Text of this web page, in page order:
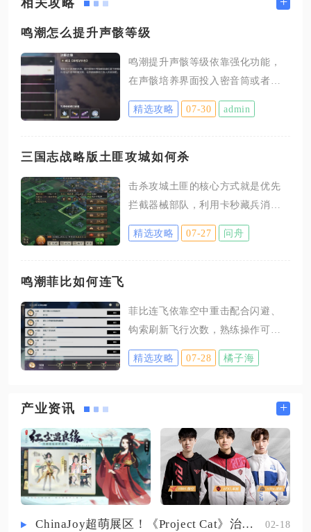
鸣潮怎么提升声骸等级
鸣潮提升声骸等级依靠强化功能，
在声骸培养界面投入密音筒或者闲
置声骸获取经验，累积经验后即可
提升等级，不同品质声骸拥有各自
目标声骸，点击培养按钮进入强化
就能完成升级，绿色声骸最高10
级，蓝色声骸上限15级，紫色声骸
可升至20级，金色声骸能够提升至
也是培养声骸过程中需要重点关注
的机制。升级所需核心素材密音筒
精选攻略 07-30 admin
三国志战略版土匪攻城如何杀
击杀攻城土匪的核心方式就是优先
拦截器械部队，利用卡秒藏兵消耗
对方主力体力，依托同盟联防体系
压缩侠客军的作战空间，消耗完对
伍紧随其后拆除城池耐久，器械队
伍的防御薄弱，只要器械部队被清
理干净，土匪只能依靠主力慢慢消
是击杀器械队伍的关键操作，土匪
主力部队行军到达城池之后，先暂
时撤下驻守队伍里的主将，队伍就
不会和对方的主力进行交战，避开
高
精选攻略 07-27 问舟
鸣潮菲比如何连飞
菲比连飞依靠空中重击配合闪避、
钩索刷新飞行次数，熟练操作可以
稳定打出六段连续滑翔，搭配青羽
鹭声骸还能拓展至八段飞行，大幅
固有天赋解锁后，空中单次起跳能
靠跳跃只能完成两段飞行，想要持
续连飞，核心就是利用各类交互手
段重置空中重击的使用次数，把控
按键节奏避免角色直接坠落。基础
六连飞标准操作流程为先原地起
精选攻略 07-28 橘子海
产业资讯 +
ChinaJoy超萌展区！《Project Cat》治愈猫咪吸引一众铲屎官 02-18